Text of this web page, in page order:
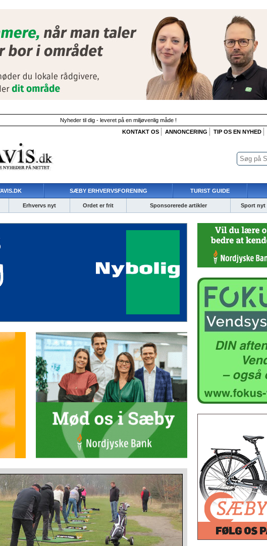
Nyheder til dig - leveret på en miljøvenlig måde !
KONTAKT OS
ANNONCERING TIP OS EN NYHED
SÆBY ERHVERVSFORENING TURIST GUIDE
Erhvervs nyt Ordet er frit Sponsorerede artikler Sport nyt